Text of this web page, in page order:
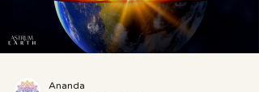
Ananda